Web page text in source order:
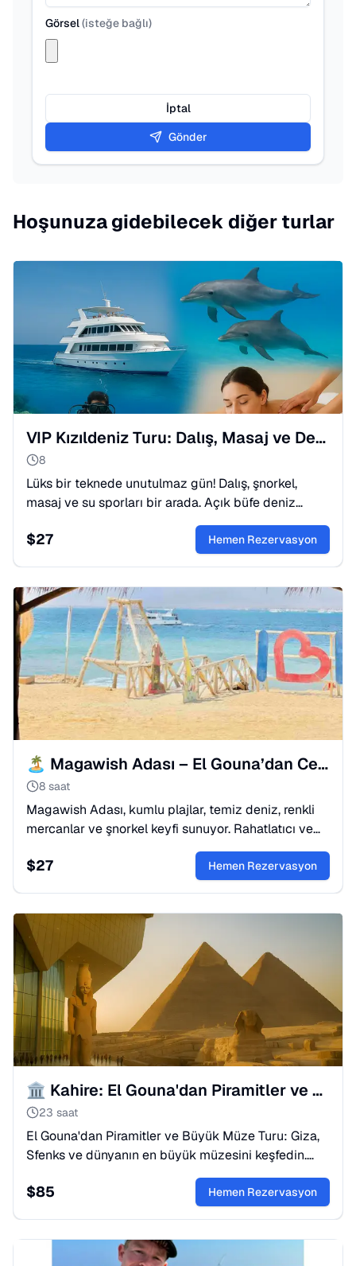
Görsel(isteğe bağlı)
İptal
Gönder
Hoşunuza gidebilecek diğer turlar
VIP Kızıldeniz Turu: Dalış, Masaj ve Deniz Mahsulleri
8
Lüks bir teknede unutulmaz gün! Dalış, şnorkel,
masaj ve su sporları bir arada. Açık büfe deniz
ürünleri yemeği dahil bu VIP deneyimi kaçırmayın.
Yer ayırtın!
$27 Hemen Rezervasyon
🏝️ Magawish Adası – El Gouna’dan Cennet
8 saat
Magawish Adası, kumlu plajlar, temiz deniz, renkli
mercanlar ve şnorkel keyfi sunuyor. Rahatlatıcı ve
eğlenceli bir günlük gezi, El Gouna’dan kalkış.
$27 Hemen Rezervasyon
🏛️ Kahire: El Gouna'dan Piramitler ve Büyük Müze Turu
23 saat
El Gouna'dan Piramitler ve Büyük Müze Turu: Giza,
Sfenks ve dünyanın en büyük müzesini keşfedin.
Antik Mısır maceranız için hemen rezervasyon
yapın!
$85 Hemen Rezervasyon